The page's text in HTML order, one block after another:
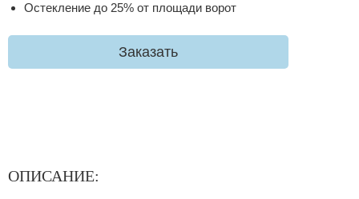
Остекление до 25% от площади ворот
Заказать
ОПИСАНИЕ: